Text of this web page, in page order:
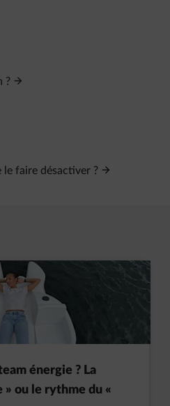
?
le faire désactiver ?
énergie ? La
ou le rythme du «